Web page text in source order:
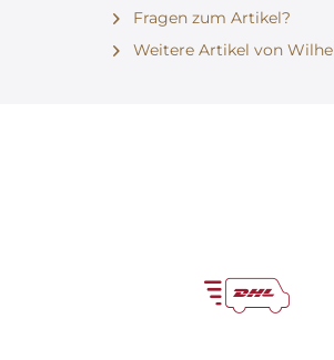
Fragen zum Artikel?
Weitere Artikel von